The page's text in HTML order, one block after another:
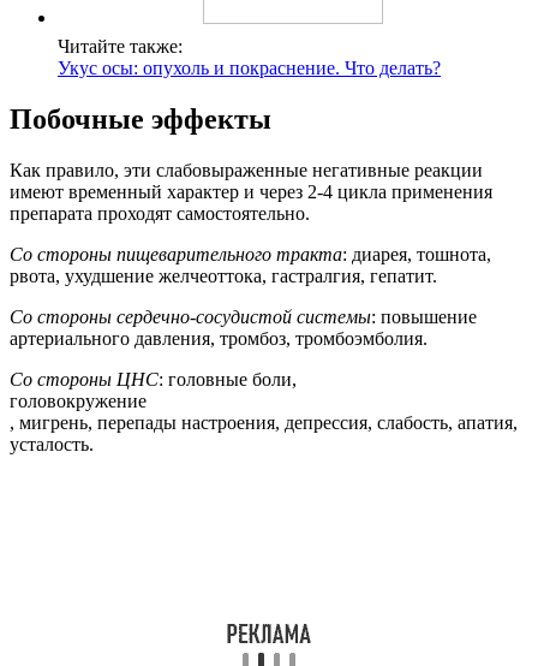
Читайте также:
Укус осы: опухоль и покраснение. Что делать?
Побочные эффекты
Как правило, эти слабовыраженные негативные реакции
имеют временный характер и через 2-4 цикла применения
препарата проходят самостоятельно.
Со стороны пищеварительного тракта: диарея, тошнота,
рвота, ухудшение желчеоттока, гастралгия, гепатит.
Со стороны сердечно-сосудистой системы: повышение
артериального давления, тромбоз, тромбоэмболия.
Со стороны ЦНС: головные боли,
головокружение
, мигрень, перепады настроения, депрессия, слабость, апатия,
усталость.